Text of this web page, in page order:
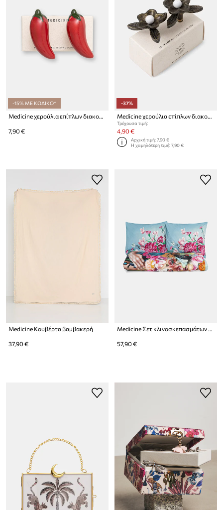
-15% ΜΕ ΚΩΔΙΚΟ*
Medicine χερούλια επίπλων διακοσμητικά από πορσελάνη
7,90 €
-37%
Medicine χερούλια επίπλων διακοσμητικά
Τρέχουσα τιμή:
4,90 €
Αρχική τιμή:7,90 €
Η χαμηλότερη τιμή:7,90 €
Medicine Κουβέρτα βαμβακερή
37,90 €
Medicine Σετ κλινοσκεπασμάτων από βαμβακερό περκάλι
57,90 €